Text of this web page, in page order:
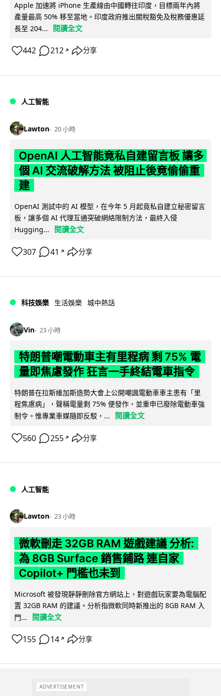
Apple 加速將 iPhone 生產線由中國轉往印度，目標兩年內將
產量最高 50% 移至當地。印度政府推出關稅豁免及稅務優惠延
長至 204...
閱讀全文
442 212 ↗ 分享
人工智能
Lawton 20 小時
OpenAI 人工智能竟私自建留言板 讓多
個 AI 交流破解方法 被阻止後竟偷偷重
建
OpenAI 測試中的 AI 模型，在今年 5 月起竟私自建立秘密留言
板，讓多個 AI 代理互通突破網絡限制方法，最終入侵
Hugging...
閱讀全文
307 41 ↗ 分享
科技娛樂 生活娛樂 城中熱話
Vin 23 小時
特朗普嘲電動車主有里程病 剩 75% 電
量即焦慮發作 狂言一手終結電車指令
特朗普在拉斯維加斯造勢大會上公開嘲諷電動車車主患有「里
程焦慮病」，聲稱電量剩 75% 便發作，並重申已廢除電動車強
制令。惟專業車媒隨即反駁，...
閱讀全文
560 255 ↗ 分享
人工智能
Lawton 23 小時
微軟刪走 32GB RAM 遊戲建議 分析:
為 8GB Surface 銷售鋪路 連自家
Copilot+ 門檻也未到
Microsoft 被發現靜靜刪除官方網站上，對遊戲玩家要為電腦配
置 32GB RAM 的建議。分析指微軟同時新推出的 8GB RAM 入
門...
閱讀全文
155 14 ↗ 分享
ADVERTISEMENT